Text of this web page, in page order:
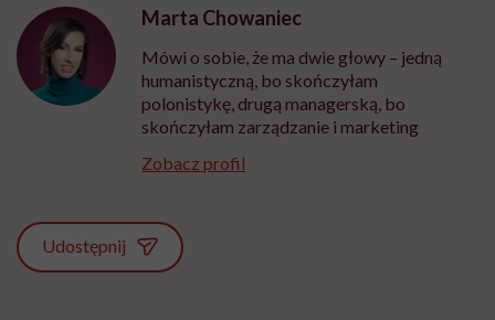
Marta Chowaniec
Mówi o sobie, że ma dwie głowy – jedną
humanistyczną, bo skończyłam
polonistykę, drugą managerską, bo
skończyłam zarządzanie i marketing
Zobacz profil
Udostępnij